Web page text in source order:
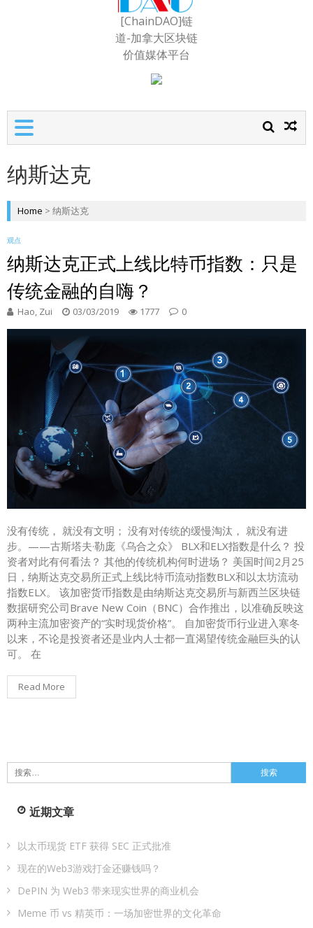
[ChainDAO]链
道-加拿大区块链
价值媒体平台
纳斯达克
Home > 纳斯达克
观点
纳斯达克正式上线比特币指数：只是
传统金融的自嗨？
Hao, Zui 03/03/2019 1777 0
没有传统， 就没有文明； 没有对传统的缓慢淘汰， 就没有进
步。——古斯塔夫·勒庞《乌合之众》 BLX和ELX指数是什么？ 投
资者对此有何看法？ 其他的传统机构何时进场？ 美国时间2月25
日，纳斯达克交易所正式上线比特币流动指数BLX和以太坊流动
指数ELX。 该加密货币指数是由纳斯达克交易所与新西兰区块链
数据研究公司Brave New Coin（BNC）合作推出，以准确反映这
两种主流加密资产的“实时现货价格”。 自加密货币行业进入寒冬
以来，不论是投资者还是业内人士都一直渴望传统金融巨头的认
可。 在
Read More
搜
索：
近期文章
以太币现货 ETF 获得 SEC 正式批准
现在的Web3游戏打金还赚钱吗？
DePIN 为 Web3 带来现实世界的商业机会
Meme 币 vs 精英币：一场加密世界的文化革命